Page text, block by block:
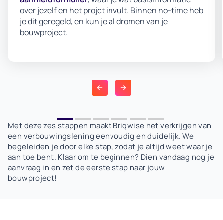
over jezelf en het projct invult. Binnen no-time heb
je dit geregeld, en kun je al dromen van je
bouwproject.
Met deze zes stappen maakt Briqwise het verkrijgen van
een verbouwingslening eenvoudig en duidelijk. We
begeleiden je door elke stap, zodat je altijd weet waar je
aan toe bent. Klaar om te beginnen? Dien vandaag nog je
aanvraag in en zet de eerste stap naar jouw
bouwproject!